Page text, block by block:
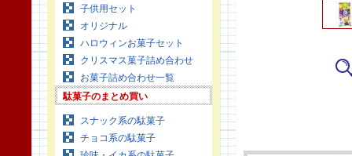
子供用セット
オリジナル
ハロウィンお菓子セット
クリスマス菓子詰め合わせ
お菓子詰め合わせ一覧
駄菓子のまとめ買い
スナック系の駄菓子
チョコ系の駄菓子